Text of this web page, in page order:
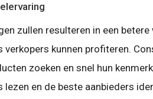
zullen resulteren in een
verkopers kunnen profiteren.
zoeken en snel hun
lezen en de beste aanbieders